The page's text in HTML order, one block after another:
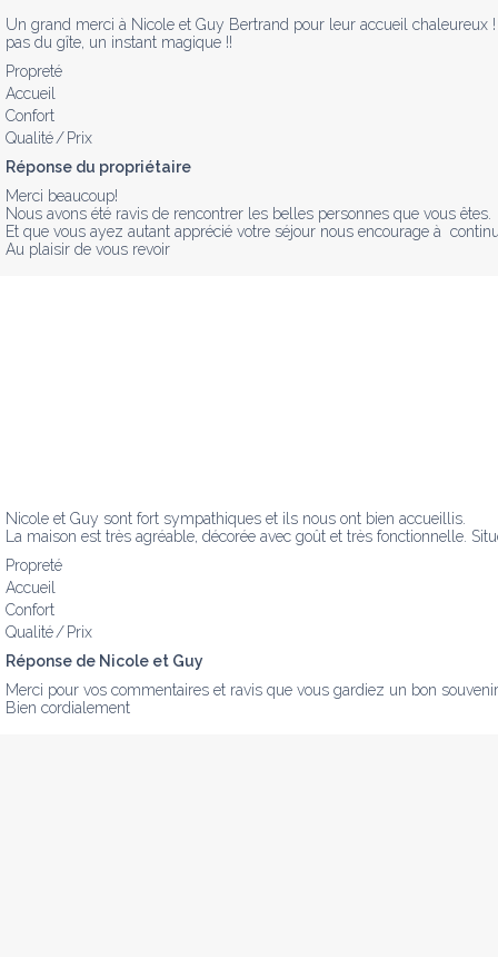
Un grand merci à Nicole et Guy Bertrand pour leur accueil chaleureux
pas du gîte, un instant magique !!
Propreté
Accueil
Confort
Qualité / Prix
Réponse du propriétaire
Merci beaucoup!
Nous avons été ravis de rencontrer les belles personnes que vous êtes.
Et que vous ayez autant apprécié votre séjour nous encourage à
Au plaisir de vous revoir
Nicole et Guy sont fort sympathiques et ils nous ont bien accueillis.
La maison est très agréable, décorée avec goût et très fonctionnelle.
Propreté
Accueil
Confort
Qualité / Prix
Réponse de Nicole et Guy
Merci pour vos commentaires et ravis que vous gardiez un bon
Bien cordialement